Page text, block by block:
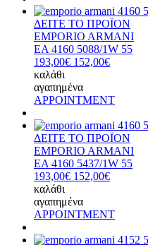
ΔΕΙΤΕ ΤΟ ΠΡΟΪΟΝ
EMPORIO ARMANI
EA 4160 5088/1W 55
193,00€ 152,00€
καλάθι
αγαπημένα
APPOINTMENT
ΔΕΙΤΕ ΤΟ ΠΡΟΪΟΝ
EMPORIO ARMANI
EA 4160 5437/1W 55
193,00€ 152,00€
καλάθι
αγαπημένα
APPOINTMENT